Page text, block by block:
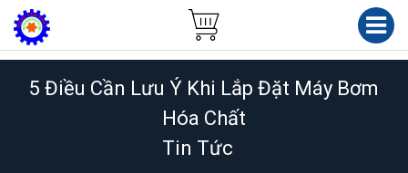
5 Điều Cần Lưu Ý Khi Lắp Đặt Máy Bơm
Hóa Chất
Tin Tức